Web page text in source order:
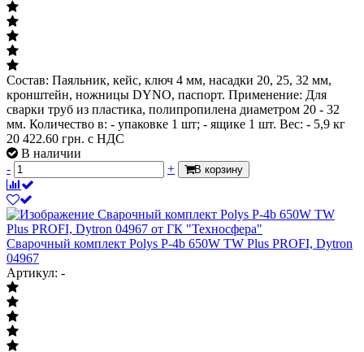
Состав: Паяльник, кейс, ключ 4 мм, насадки 20, 25, 32 мм,
кронштейн, ножницы DYNO, паспорт. Применение: Для
сварки труб из пластика, полипропилена диаметром 20 - 32
мм. Количество в: - упаковке 1 шт; - ящике 1 шт. Вес: - 5,9 кг
20 422.60 грн. с НДС
В наличии
-
+ В корзину
Сварочный комплект Polys P-4b 650W TW Plus PROFI, Dytron
04967
Артикул: -